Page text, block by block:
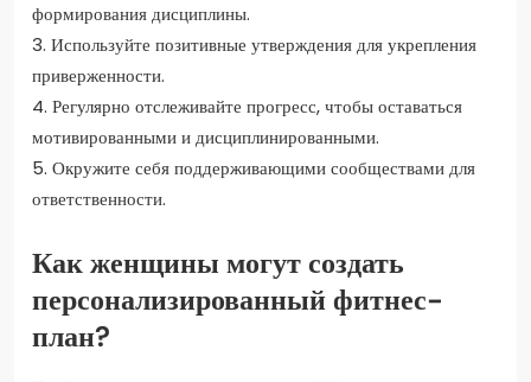
формирования дисциплины.
3. Используйте позитивные утверждения для укрепления
приверженности.
4. Регулярно отслеживайте прогресс, чтобы оставаться
мотивированными и дисциплинированными.
5. Окружите себя поддерживающими сообществами для
ответственности.
Как женщины могут создать
персонализированный фитнес-
план?